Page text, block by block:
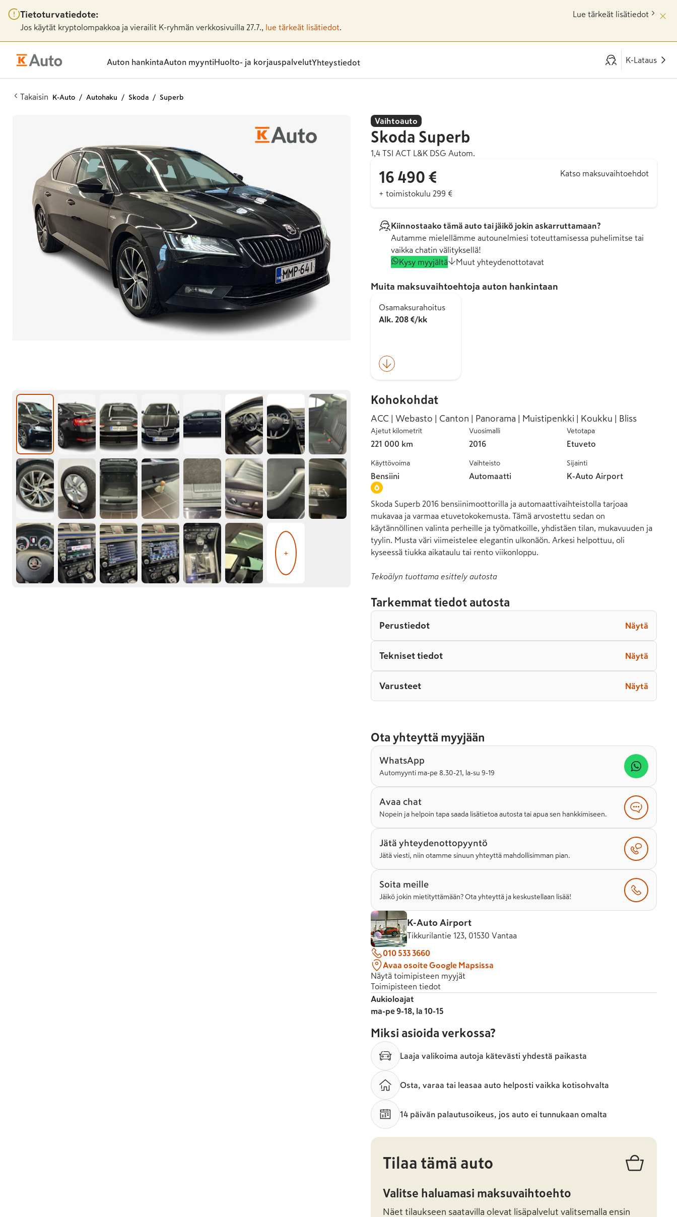
Tietoturvatiedote:
Jos käytät kryptolompakkoa ja vierailit K-ryhmän verkkosivuilla 27.7., lue tärkeät lisätiedot
Lue tärkeät lisätiedot
Auton hankintaAuton myynti Huolto- ja korjauspalvelutYhteystiedot K-Lataus
Takaisin K-Auto Autohaku Skoda Superb
+
Vaihtoauto
Skoda Superb
1,4 TSI ACT L&K DSG Autom.
16 490 €
+ toimistokulu 299 €
Katso maksuvaihtoehdot
Kiinnostaako tämä auto tai jäikö jokin askarruttamaan?
Autamme mielellämme autounelmiesi toteuttamisessa puhelimitse tai
vaikka chatin välityksellä!
Kysy myyjältä
Muut yhteydenottotavat
Muita maksuvaihtoehtoja auton hankintaan
Osamaksurahoitus
Alk. 208 €/kk
Kohokohdat
ACC | Webasto | Canton | Panorama | Muistipenkki | Koukku | Bliss
Ajetut kilometrit
221 000 km
Vuosimalli
2016
Vetotapa
Etuveto
Käyttövoima
Bensiini
Vaihteisto
Automaatti
Sijainti
K-Auto Airport
Skoda Superb 2016 bensiinimoottorilla ja automaattivaihteistolla tarjoaa
mukavaa ja varmaa etuvetokokemusta. Tämä arvostettu sedan on
käytännöllinen valinta perheille ja työmatkoille, yhdistäen tilan, mukavuuden ja
tyylin. Musta väri viimeistelee elegantin ulkonäön. Arkesi helpottuu, oli
kyseessä tiukka aikataulu tai rento viikonloppu.
Tekoälyn tuottama esittely autosta
Tarkemmat tiedot autosta
Perustiedot Näytä
Tekniset tiedot Näytä
Varusteet Näytä
Ota yhteyttä myyjään
WhatsApp
Automyynti ma-pe 8.30-21, la-su 9-19
Avaa chat
Nopein ja helpoin tapa saada lisätietoa autosta tai apua sen hankkimiseen.
Jätä yhteydenottopyyntö
Jätä viesti, niin otamme sinuun yhteyttä mahdollisimman pian.
Soita meille
Jäikö jokin mietityttämään? Ota yhteyttä ja keskustellaan lisää!
K-Auto Airport
Tikkurilantie 123, 01530 Vantaa
010 533 3660
Avaa osoite Google Mapsissa
Näytä toimipisteen myyjät
Toimipisteen tiedot
Aukioloajat
ma-pe 9-18, la 10-15
Miksi asioida verkossa?
Laaja valikoima autoja kätevästi yhdestä paikasta
Osta, varaa tai leasaa auto helposti vaikka kotisohvalta
14 päivän palautusoikeus, jos auto ei tunnukaan omalta
Tilaa tämä auto
Valitse haluamasi maksuvaihtoehto
Näet tilaukseen saatavilla olevat lisäpalvelut valitsemalla ensin